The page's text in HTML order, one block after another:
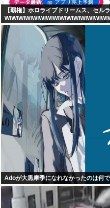
【覇権】ホロライブドリームス、セル
Adoが大黒摩季になれなかったのは何